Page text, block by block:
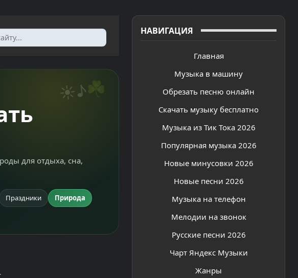
НАВИГАЦИЯ
Главная
Музыка в машину
Обрезать песню онлайн
Скачать музыку бесплатно
Музыка из Тик Тока 2026
Популярная музыка 2026
Новые минусовки 2026
Новые песни 2026
Музыка на телефон
Мелодии на звонок
Русские песни 2026
Чарт Яндекс Музыки
Жанры
для отдыха, сна,
☀♪☘
Праздники Природа